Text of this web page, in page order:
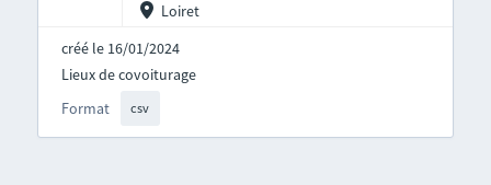
Loiret
créé le 16/01/2024
Format csv
Lieux de covoiturage